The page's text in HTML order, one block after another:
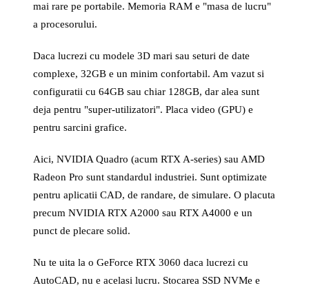
mai rare pe portabile. Memoria RAM e "masa de lucru"
a procesorului.
Daca lucrezi cu modele 3D mari sau seturi de date
complexe, 32GB e un minim confortabil. Am vazut si
configuratii cu 64GB sau chiar 128GB, dar alea sunt
deja pentru "super-utilizatori". Placa video (GPU) e
pentru sarcini grafice.
Aici, NVIDIA Quadro (acum RTX A-series) sau AMD
Radeon Pro sunt standardul industriei. Sunt optimizate
pentru aplicatii CAD, de randare, de simulare. O placuta
precum NVIDIA RTX A2000 sau RTX A4000 e un
punct de plecare solid.
Nu te uita la o GeForce RTX 3060 daca lucrezi cu
AutoCAD, nu e acelasi lucru. Stocarea SSD NVMe e